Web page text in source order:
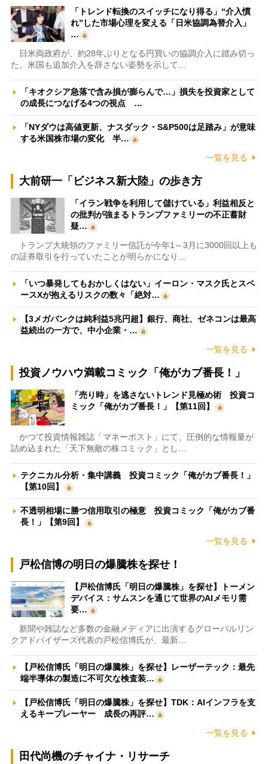
「トレンド転換のスイッチになり得る」“介入慣
れ”した市場心理を変える「日米協調為替介入」
…
日米両政府が、約28年ぶりとなる円買いの協調介入に踏み切っ
た。米国も追加介入を辞さない姿勢を示して…
「キオクシア急落で含み損が膨らんで…」損失を投資家として
の成長につなげる4つの視点 …
「NYダウは高値更新、ナスダック・S&P500は足踏み」が意味
する米国株市場の変化 半…
一覧を見る
大前研一「ビジネス新大陸」の歩き方
「イラン戦争を利用して儲けている」利益相反と
の批判が強まるトランプファミリーの不正蓄財
疑…
トランプ大統領のファミリー信託が今年1～3月に3000回以上も
の証券取引を行っていたことが明らかになり…
「いつ暴発してもおかしくはない」イーロン・マスク氏とスペ
ースXが抱えるリスクの数々「絶対…
【3メガバンクは純利益5兆円超】銀行、商社、ゼネコンは最高
益続出の一方で、中小企業・…
一覧を見る
投資ノウハウ満載コミック「俺がカブ番長！」
「売り時」を逃さないトレンド見極め術 投資コ
ミック「俺がカブ番長！」【第11回】
かつて投資情報雑誌「マネーポスト」にて、圧倒的な情報量が
詰め込まれた「天下無敵の株コミック」とし…
テクニカル分析・集中講義 投資コミック「俺がカブ番長！」
【第10回】
不透明相場に勝つ信用取引の極意 投資コミック「俺がカブ番
長！」【第9回】
一覧を見る
戸松信博の明日の爆騰株を探せ！
【戸松信博氏「明日の爆騰株」を探せ】トーメン
デバイス：サムスンを通じて世界のAIメモリ需
要…
新聞や雑誌など多数の金融メディアに出演するグローバルリン
クアドバイザーズ代表の戸松信博氏が、最新…
【戸松信博氏「明日の爆騰株」を探せ】レーザーテック：最先
端半導体の製造に不可欠な検査装…
【戸松信博氏「明日の爆騰株」を探せ】TDK：AIインフラを支
えるキープレーヤー 成長の再評…
一覧を見る
田代尚機のチャイナ・リサーチ